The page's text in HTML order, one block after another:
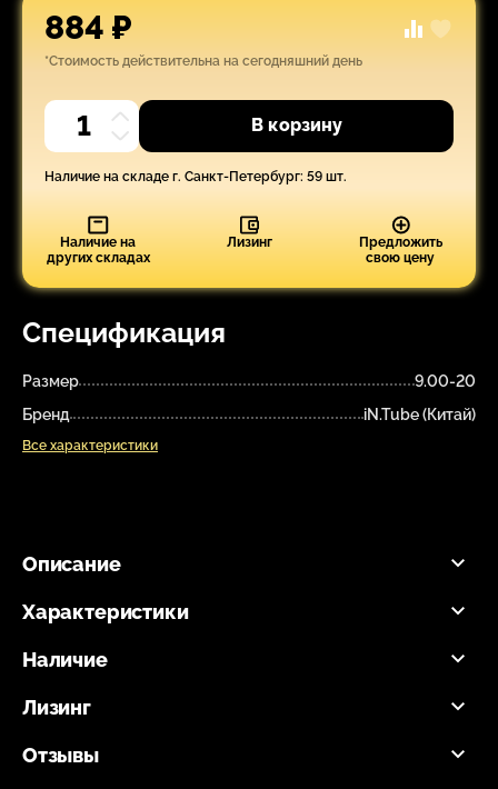
Спецификация
Размер
9.00-20
Бренд
iN.Tube (Китай)
Все характеристики
884 ₽
*Стоимость действительна на сегодняшний день
В корзину
Наличие на складе г. Санкт-Петербург: 59 шт.
Наличие на
других складах
Лизинг
Предложить
свою цену
Описание
Характеристики
Наличие
Лизинг
Отзывы